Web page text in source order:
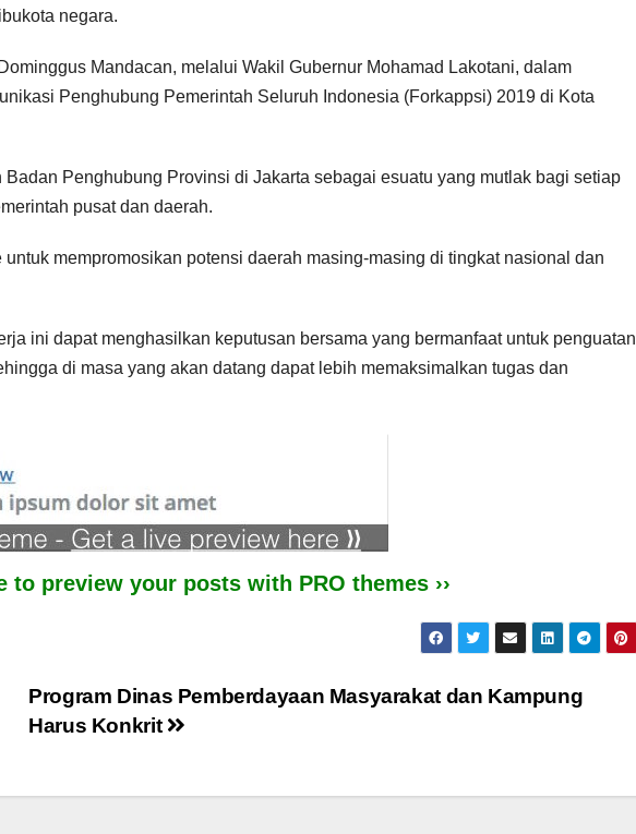
negara.
Mandacan, melalui Wakil Gubernur Mohamad Lakotani, dalam
Penghubung Pemerintah Seluruh Indonesia (Forkappsi) 2019 di Kota
Badan Penghubung Provinsi di Jakarta sebagai esuatu yang mutlak bagi setiap
pusat dan daerah.
mempromosikan potensi daerah masing-masing di tingkat nasional dan
ini dapat menghasilkan keputusan bersama yang bermanfaat untuk penguatan
di masa yang akan datang dapat lebih memaksimalkan tugas dan
to preview your posts with PRO themes ››
Program Dinas Pemberdayaan Masyarakat dan Kampung
Harus Konkrit